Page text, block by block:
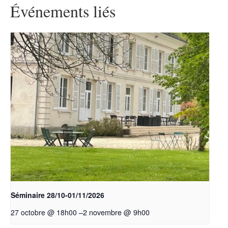
Événements liés
Séminaire 28/10-01/11/2026
27 octobre @ 18h00 –2 novembre @ 9h00